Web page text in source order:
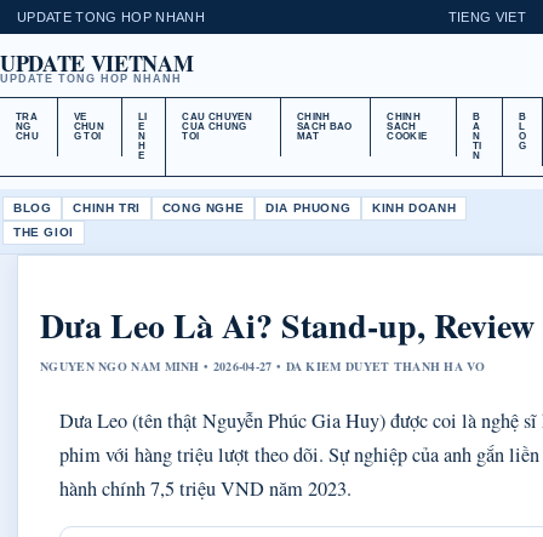
UPDATE TONG HOP NHANH TIENG VIET
UPDATE VIETNAM
UPDATE TONG HOP NHANH
TRA
NG
CHU
VE
CHUN
G TOI
LI
E
N
H
E
CAU CHUYEN
CUA CHUNG
TOI
CHINH
SACH BAO
MAT
CHINH
SACH
COOKIE
B
A
N
TI
N
B
L
O
G
BLOG CHINH TRI CONG NGHE DIA PHUONG
KINH DOANH
THE GIOI
Dưa Leo Là Ai? Stand-up,
NGUYEN NGO NAM MINH • 2026-04-27 • DA KIEM DUYET THANH HA VO
Dưa Leo (tên thật Nguyễn Phúc Gia Huy) được coi là nghệ
phim với hàng triệu lượt theo dõi. Sự nghiệp của anh gắn
hành chính 7,5 triệu VND năm 2023.